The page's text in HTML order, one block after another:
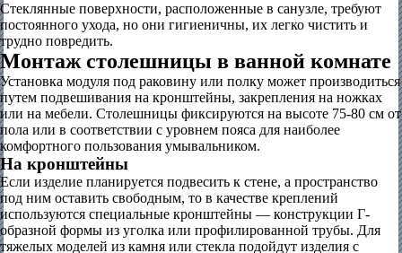
Стеклянные поверхности, расположенные в санузле, требуют
постоянного ухода, но они гигиеничны, их легко чистить и
трудно повредить.
Монтаж столешницы в ванной комнате
Установка модуля под раковину или полку может производиться
путем подвешивания на кронштейны, закрепления на ножках
или на мебели. Столешницы фиксируются на высоте 75-80 см от
пола или в соответствии с уровнем пояса для наиболее
комфортного пользования умывальником.
На кронштейны
Если изделие планируется подвесить к стене, а пространство
под ним оставить свободным, то в качестве креплений
используются специальные кронштейны — конструкции Г-
образной формы из уголка или профилированной трубы. Для
тяжелых моделей из камня или стекла подойдут изделия с